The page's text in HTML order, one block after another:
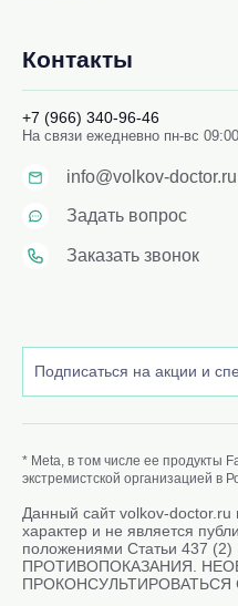
Контакты
+7 (966) 340-96-46
На связи ежедневно пн-вс
info@volkov-doctor.ru
Задать вопрос
Заказать звонок
* Meta, в том числе ее продукты
экстремистской организацией в
Данный сайт volkov-
характер и не является
положениями Статьи 437
ПРОТИВОПОКАЗАНИЯ.